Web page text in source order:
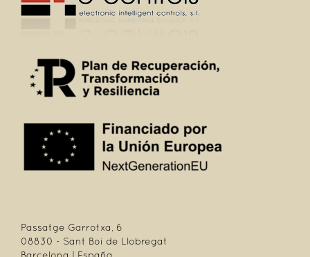
Passatge Garrotxa, 6
08830 - Sant Boi de Llobregat